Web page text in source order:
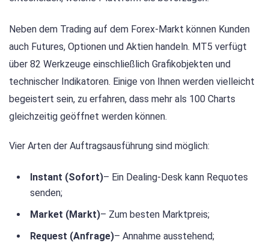
Neben dem Trading auf dem Forex-Markt können Kunden
auch Futures, Optionen und Aktien handeln. MT5 verfügt
über 82 Werkzeuge einschließlich Grafikobjekten und
technischer Indikatoren. Einige von Ihnen werden vielleicht
begeistert sein, zu erfahren, dass mehr als 100 Charts
gleichzeitig geöffnet werden können.
Vier Arten der Auftragsausführung sind möglich:
Instant (Sofort)– Ein Dealing-Desk kann Requotes
senden;
Market (Markt)– Zum besten Marktpreis;
Request (Anfrage)– Annahme ausstehend;